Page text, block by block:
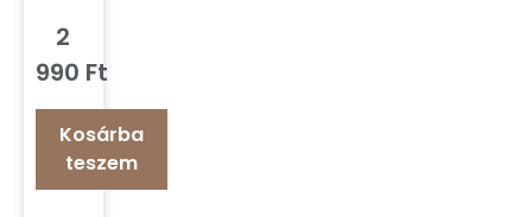
2
990 Ft
Kosárba
teszem